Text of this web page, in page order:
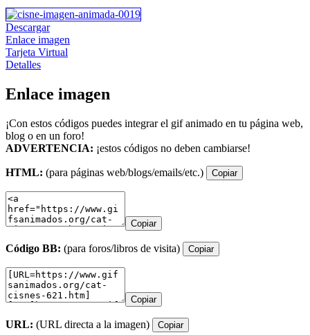
Descargar
Enlace imagen
Tarjeta Virtual
Detalles
Enlace imagen
¡Con estos códigos puedes integrar el gif animado en tu página web,
blog o en un foro!
ADVERTENCIA: ¡estos códigos no deben cambiarse!
HTML: (para páginas web/blogs/emails/etc.) Copiar
Copiar
Código BB: (para foros/libros de visita) Copiar
Copiar
URL: (URL directa a la imagen) Copiar